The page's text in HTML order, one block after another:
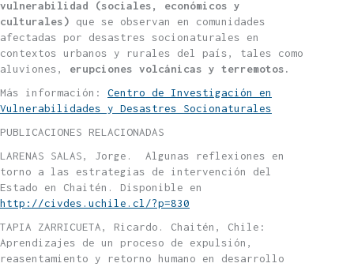
vulnerabilidad (sociales, económicos y
culturales) que se observan en comunidades
afectadas por desastres socionaturales en
contextos urbanos y rurales del país, tales como
aluviones, erupciones volcánicas y terremotos.
Más información: Centro de Investigación en
Vulnerabilidades y Desastres Socionaturales
PUBLICACIONES RELACIONADAS
LARENAS SALAS, Jorge. Algunas reflexiones en
torno a las estrategias de intervención del
Estado en Chaitén. Disponible en
http://civdes.uchile.cl/?p=830
TAPIA ZARRICUETA, Ricardo. Chaitén, Chile:
Aprendizajes de un proceso de expulsión,
reasentamiento y retorno humano en desarrollo